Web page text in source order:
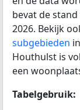
bevat de
2026. Bekijk
subgebieden
Houthulst is
een
Tabelgebruik: